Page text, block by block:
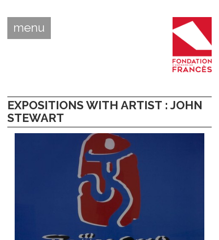
menu
EXPOSITIONS WITH ARTIST : JOHN
STEWART